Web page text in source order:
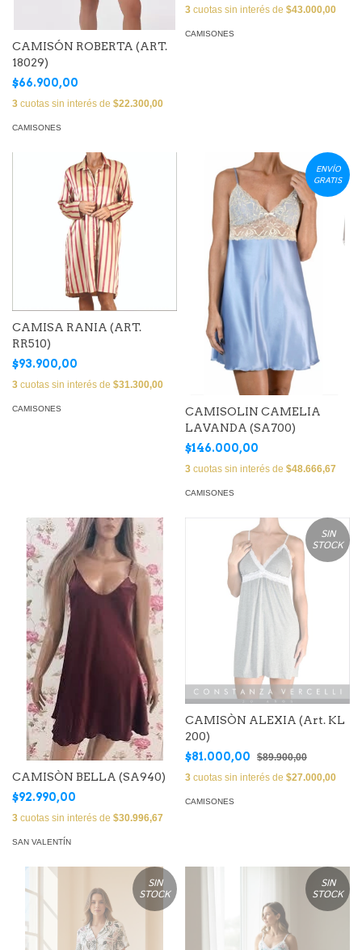
CAMISÓN ROBERTA (ART.
18029)
$66.900,00
3 cuotas sin interés de $22.300,00
CAMISONES
3 cuotas sin interés de $43.000,00
CAMISONES
CAMISA RANIA (ART.
RR510)
$93.900,00
3 cuotas sin interés de $31.300,00
CAMISONES
ENVÍO
GRATIS
CAMISOLIN CAMELIA
LAVANDA (SA700)
$146.000,00
3 cuotas sin interés de $48.666,67
CAMISONES
CAMISÒN BELLA (SA940)
$92.990,00
3 cuotas sin interés de $30.996,67
SAN VALENTÍN
SIN
STOCK
CAMISÒN ALEXIA (Art. KL
200)
$81.000,00
$89.900,00
3 cuotas sin interés de $27.000,00
CAMISONES
SIN
STOCK
SIN
STOCK